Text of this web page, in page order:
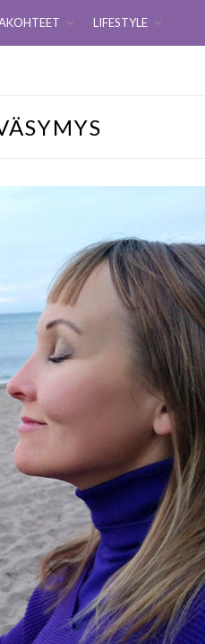
LIFESTYLE